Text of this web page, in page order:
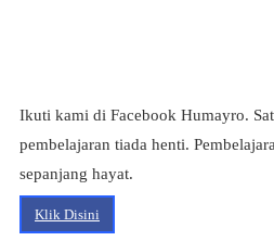
Ikuti kami di Facebook Humayro.
pembelajaran tiada henti.
sepanjang hayat.
Klik Disini